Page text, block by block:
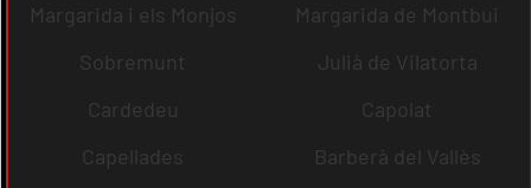
Margarida i els Monjos
Margarida de Montbui
Sobremunt
Julià de Vilatorta
Cardedeu
Capolat
Capellades
Barberà del Vallès